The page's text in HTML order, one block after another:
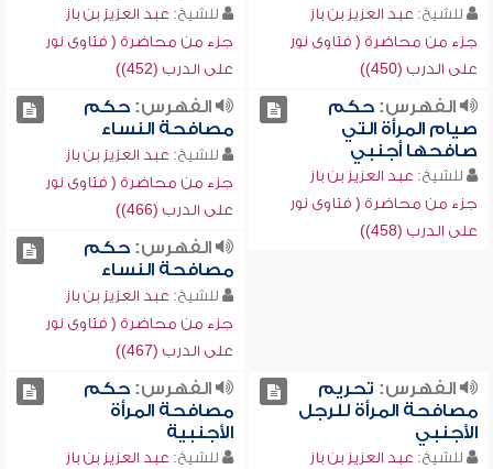
للشيخ: عبد العزيز بن باز
جزء من محاضرة ( فتاوى نور
على الدرب (450))
للشيخ: عبد العزيز بن باز
جزء من محاضرة ( فتاوى نور
على الدرب (452))
الفهرس:حكم
صيام المرأة التي
صافحها أجنبي
للشيخ: عبد العزيز بن باز
جزء من محاضرة ( فتاوى نور
على الدرب (458))
الفهرس:حكم
مصافحة النساء
للشيخ: عبد العزيز بن باز
جزء من محاضرة ( فتاوى نور
على الدرب (466))
الفهرس:حكم
مصافحة النساء
للشيخ: عبد العزيز بن باز
جزء من محاضرة ( فتاوى نور
على الدرب (467))
الفهرس: تحريم
مصافحة المرأة للرجل
الأجنبي
للشيخ: عبد العزيز بن باز
الفهرس:حكم
مصافحة المرأة
الأجنبية
للشيخ: عبد العزيز بن باز